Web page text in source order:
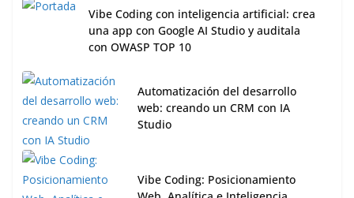
Vibe Coding con inteligencia artificial: crea
una app con Google AI Studio y auditala
con OWASP TOP 10
Automatización del desarrollo
web: creando un CRM con IA
Studio
Vibe Coding: Posicionamiento